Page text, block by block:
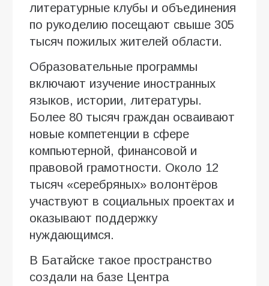
литературные клубы и объединения
по рукоделию посещают свыше 305
тысяч пожилых жителей области.
Образовательные программы
включают изучение иностранных
языков, истории, литературы.
Более 80 тысяч граждан осваивают
новые компетенции в сфере
компьютерной, финансовой и
правовой грамотности. Около 12
тысяч «серебряных» волонтёров
участвуют в социальных проектах и
оказывают поддержку
нуждающимся.
В Батайске такое пространство
создали на базе Центра